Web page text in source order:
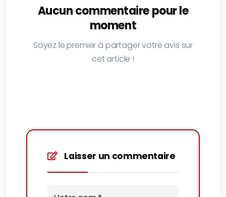
Aucun commentaire pour le
moment
Soyez le premier à partager votre avis sur
cet article !
Laisser un commentaire